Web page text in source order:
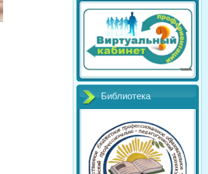
Библиотека